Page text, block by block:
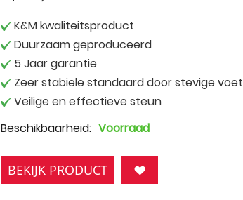
K&M kwaliteitsproduct
Duurzaam geproduceerd
5 Jaar garantie
Zeer stabiele standaard door stevige voet
Veilige en effectieve steun
Beschikbaarheid: Voorraad
BEKIJK PRODUCT